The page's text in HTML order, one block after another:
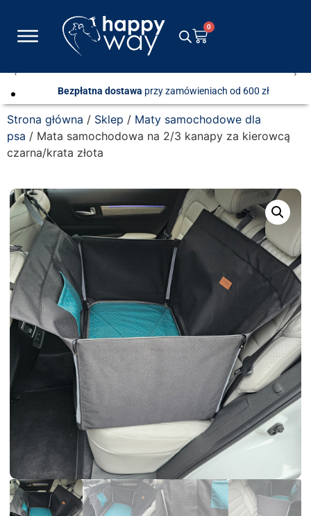
0
Bezpłatna dostawaprzy zamówieniach od 600 zł
Strona główna / Sklep / Maty samochodowe dla
psa / Mata samochodowa na 2/3 kanapy za kierowcą
czarna/krata złota